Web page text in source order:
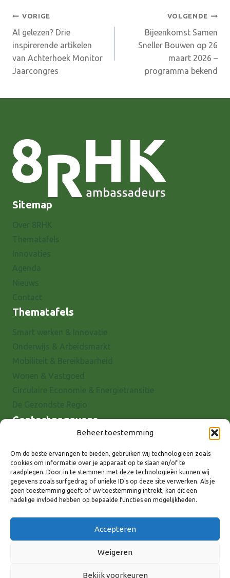
Beheer toestemming
Om de beste ervaringen te bieden, gebruiken wij technologieën zoals
cookies om informatie over je apparaat op te slaan en/of te
raadplegen. Door in te stemmen met deze technologieën kunnen wij
gegevens zoals surfgedrag of unieke ID's op deze site verwerken. Als je
geen toestemming geeft of uw toestemming intrekt, kan dit een
nadelige invloed hebben op bepaalde functies en mogelijkheden.
Accepteren
Weigeren
Bekijk voorkeuren
Bericht
navigatie
VORIGE
Al gelezen? Drie
inspirerende artikelen
van Achterhoek Monitor
Jaarcongres
VOLGENDE
Bijeenkomst Samen
Sneller Bouwen op 26
maart 2026 –
programma bekend
Sitemap
Thematafels
Contactgegevens
7001 EX Doetinchem
E-mail: info@8rhk.nl
Telefoonnummers
Privacyverklaring